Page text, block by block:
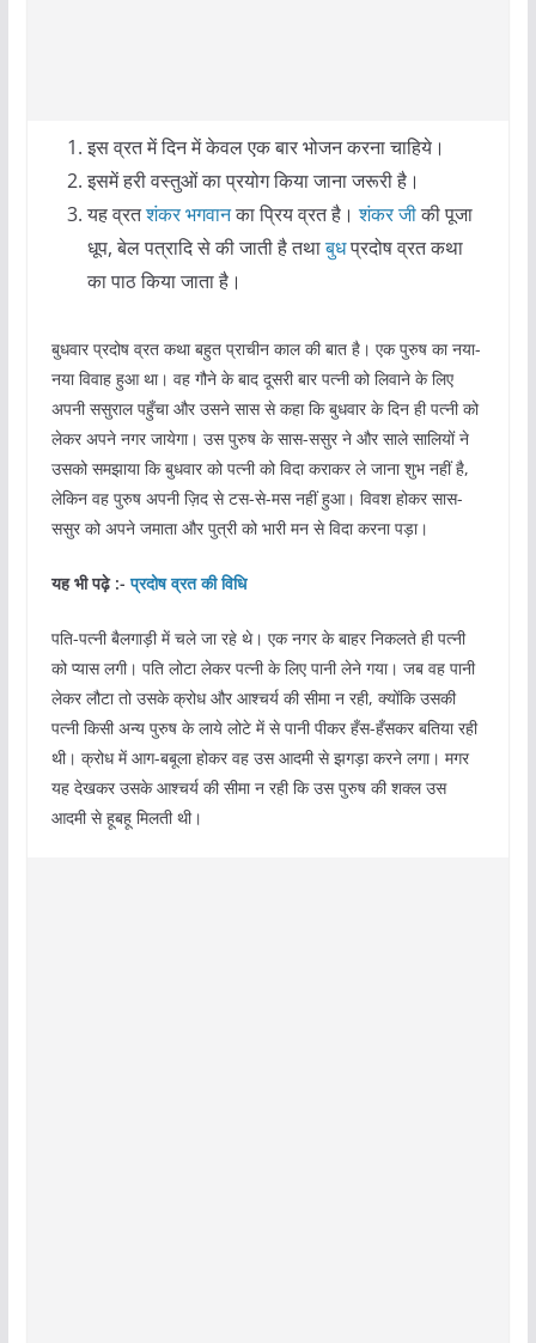
इस व्रत में दिन में केवल एक बार भोजन करना चाहिये।
इसमें हरी वस्तुओं का प्रयोग किया जाना जरूरी है।
यह व्रतशंकर भगवानका प्रिय व्रत है।शंकर जीकी पूजा
धूप, बेल पत्रादि से की जाती है तथाबुधप्रदोष व्रत कथा
का पाठ किया जाता है।
बुधवार प्रदोष व्रत कथा बहुत प्राचीन काल की बात है। एक पुरुष का नया-
नया विवाह हुआ था। वह गौने के बाद दूसरी बार पत्नी को लिवाने के लिए
अपनी ससुराल पहुँचा और उसने सास से कहा कि बुधवार के दिन ही पत्नी को
लेकर अपने नगर जायेगा। उस पुरुष के सास-ससुर ने और साले सालियों ने
उसको समझाया कि बुधवार को पत्नी को विदा कराकर ले जाना शुभ नहीं है,
लेकिन वह पुरुष अपनी ज़िद से टस-से-मस नहीं हुआ। विवश होकर सास-
ससुर को अपने जमाता और पुत्री को भारी मन से विदा करना पड़ा।
यह भी पढ़े :-प्रदोष व्रत की विधि
पति-पत्नी बैलगाड़ी में चले जा रहे थे। एक नगर के बाहर निकलते ही पत्नी
को प्यास लगी। पति लोटा लेकर पत्नी के लिए पानी लेने गया। जब वह पानी
लेकर लौटा तो उसके क्रोध और आश्चर्य की सीमा न रही, क्योंकि उसकी
पत्नी किसी अन्य पुरुष के लाये लोटे में से पानी पीकर हँस-हँसकर बतिया रही
थी। क्रोध में आग-बबूला होकर वह उस आदमी से झगड़ा करने लगा। मगर
यह देखकर उसके आश्चर्य की सीमा न रही कि उस पुरुष की शक्ल उस
आदमी से हूबहू मिलती थी।